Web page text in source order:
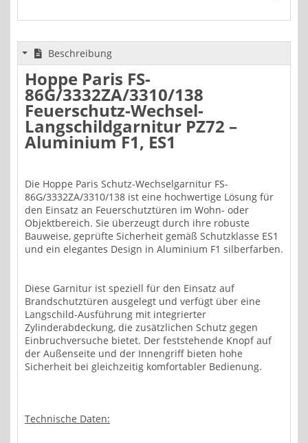
Beschreibung
Hoppe Paris FS-
86G/3332ZA/3310/138
Feuerschutz-Wechsel-
Langschildgarnitur PZ72 –
Aluminium F1, ES1
Die Hoppe Paris Schutz-Wechselgarnitur FS-
86G/3332ZA/3310/138 ist eine hochwertige Lösung für
den Einsatz an Feuerschutztüren im Wohn- oder
Objektbereich. Sie überzeugt durch ihre robuste
Bauweise, geprüfte Sicherheit gemäß Schutzklasse ES1
und ein elegantes Design in Aluminium F1 silberfarben.
Diese Garnitur ist speziell für den Einsatz auf
Brandschutztüren ausgelegt und verfügt über eine
Langschild-Ausführung mit integrierter
Zylinderabdeckung, die zusätzlichen Schutz gegen
Einbruchversuche bietet. Der feststehende Knopf auf
der Außenseite und der Innengriff bieten hohe
Sicherheit bei gleichzeitig komfortabler Bedienung.
Technische Daten: